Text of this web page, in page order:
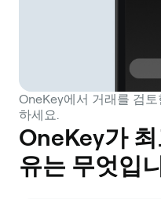
OneKey에서 거래를 검
하세요.
OneKey가
유는 무엇입